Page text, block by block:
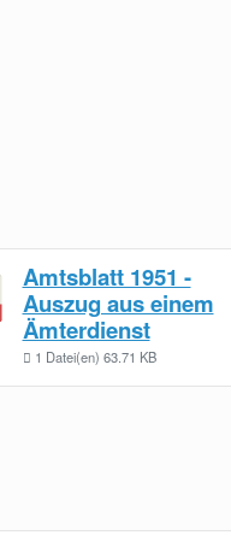
Amtsblatt 1951 -
Auszug aus einem
Ämterdienst
1 Datei(en) 63.71 KB